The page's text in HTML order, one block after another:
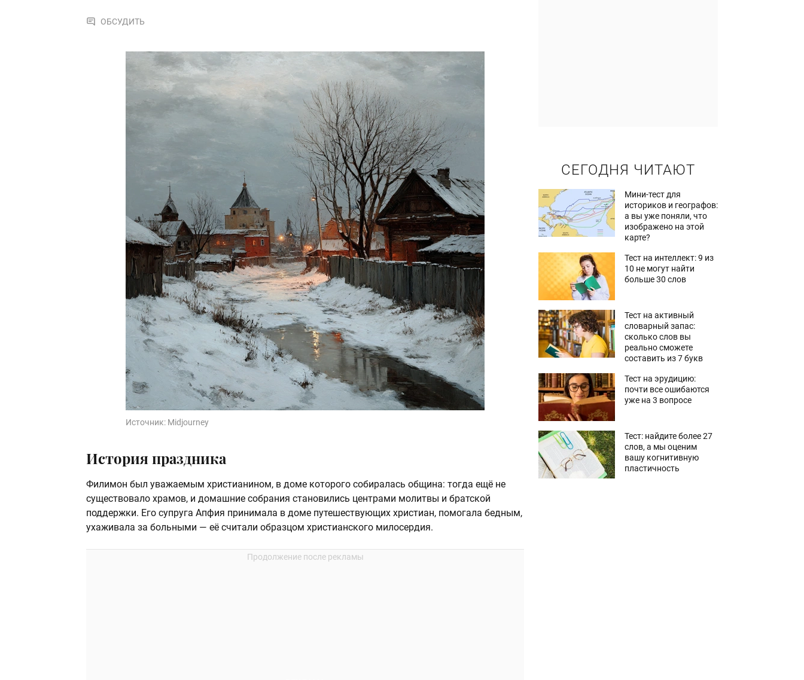
ОБСУДИТЬ
Источник: Midjourney
История праздника
Филимон был уважаемым христианином, в доме которого собиралась община: тогда ещё не
существовало храмов, и домашние собрания становились центрами молитвы и братской
поддержки. Его супруга Апфия принимала в доме путешествующих христиан, помогала бедным,
ухаживала за больными — её считали образцом христианского милосердия.
СЕГОДНЯ ЧИТАЮТ
Мини-тест для
историков и географов:
а вы уже поняли, что
изображено на этой
карте?
Тест на интеллект: 9 из
10 не могут найти
больше 30 слов
Тест на активный
словарный запас:
сколько слов вы
реально сможете
составить из 7 букв
Тест на эрудицию:
почти все ошибаются
уже на 3 вопросе
Тест: найдите более 27
слов, а мы оценим
вашу когнитивную
пластичность